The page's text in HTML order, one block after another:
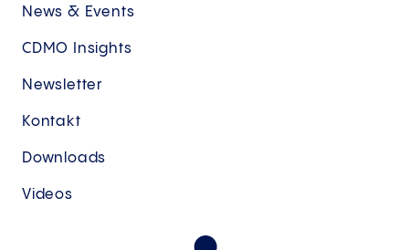
News & Events
CDMO Insights
Newsletter
Kontakt
Downloads
Videos